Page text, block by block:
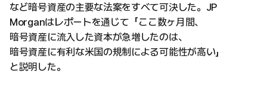
など暗号資産の主要な法案をすべて可決した。JP
Morganはレポートを通じて「ここ数ヶ月間、
暗号資産に流入した資本が急増したのは、
暗号資産に有利な米国の規制による可能性が高い」
と説明した。